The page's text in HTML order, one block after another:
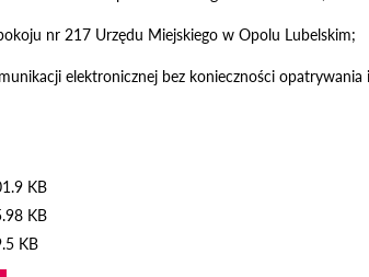
nr 217 Urzędu Miejskiego w Opolu Lubelskim;
elektronicznej bez konieczności
KB
KB
KB